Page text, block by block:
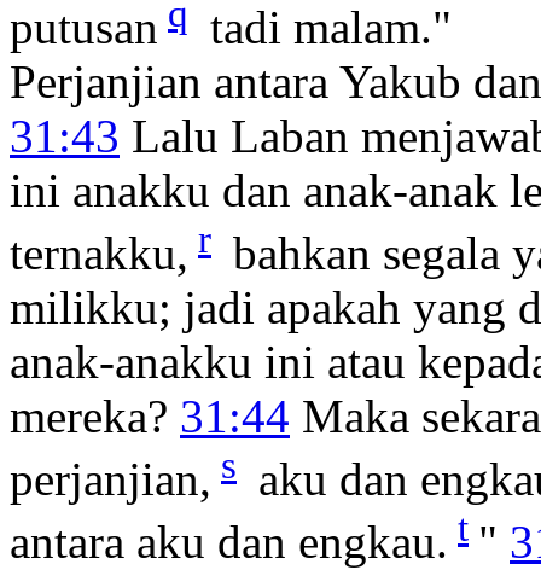
putusan q tadi malam."
Perjanjian antara Yakub
31:43 Lalu Laban
ini anakku dan anak-anak
ternakku, r bahkan segala
milikku; jadi apakah yang
anak-anakku ini atau
mereka? 31:44 Maka
perjanjian, s aku dan
antara aku dan engkau. t "